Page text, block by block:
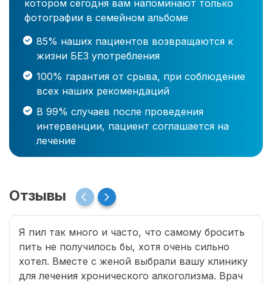
котором сегодня вам напоминают только
фотографии в семейном альбоме
85% наших пациентов возвращаются к
жизни БЕЗ употребления
100% гарантия от срыва, при соблюдение
всех наших рекомендаций
В 99% случаев после проведения
интервенции, пациент соглашается на
лечение
Отзывы
Я пил так много и часто, что самому бросить
пить не получилось бы, хотя очень сильно
хотел. Вместе с женой выбрали вашу клинику
для лечения хронического алкоголизма. Врач